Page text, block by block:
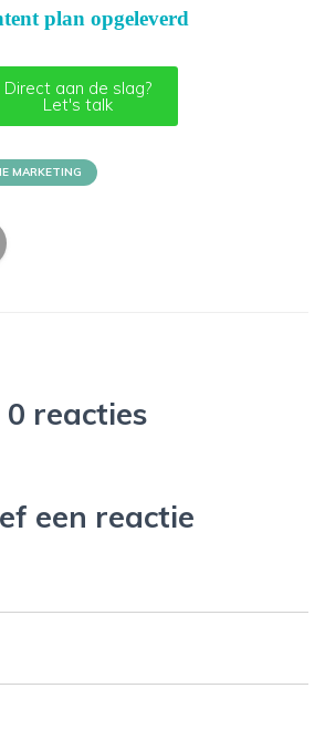
plan opgeleverd
Direct aan de slag?
Let's talk
MARKETING
0 reacties
een reactie